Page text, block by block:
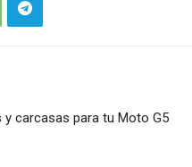
carcasas para tu Moto G5